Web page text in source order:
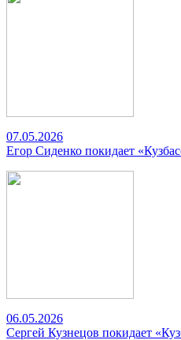
07.05.2026
Егор Сиденко покидает
06.05.2026
Сергей Кузнецов покидает